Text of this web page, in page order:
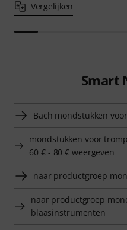
Vergelijken
Smart
Bach mondstukken
mondstukken voor
60 € - 80 € weergeven
naar productgroep
naar productgroep
blaasinstrumenten